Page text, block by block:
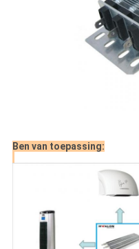
Ben van toepassing: